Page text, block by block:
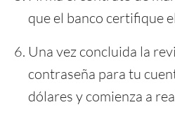
que el banco certifique
Una vez concluida la
contraseña para tu
dólares y comienza a